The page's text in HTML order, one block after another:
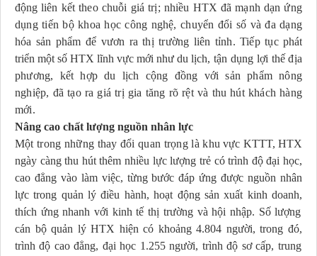
động liên kết theo chuỗi giá trị; nhiều HTX đã mạnh dạn ứng
dụng tiến bộ khoa học công nghệ, chuyển đổi số và đa dạng
hóa sản phẩm để vươn ra thị trường liên tỉnh. Tiếp tục phát
triển một số HTX lĩnh vực mới như du lịch, tận dụng lợi thế địa
phương, kết hợp du lịch cộng đồng với sản phẩm nông
nghiệp, đã tạo ra giá trị gia tăng rõ rệt và thu hút khách hàng
mới.
Nâng cao chất lượng nguồn nhân lực
Một trong những thay đổi quan trọng làkhu vực KTTT, HTX
ngày càng thu hút thêm nhiều lực lượng trẻ có trình độ đại học,
cao đẳng vào làm việc, từng bước đáp ứng được nguồn nhân
lực trong quản lý điều hành, hoạt động sản xuất kinh doanh,
thích ứng nhanh với kinh tế thị trường và hội nhập. Số lượng
cán bộ quản lý HTX hiện có khoảng 4.804 người, trong đó,
trình độ cao đẳng, đại học 1.255 người, trình độ sơ cấp, trung